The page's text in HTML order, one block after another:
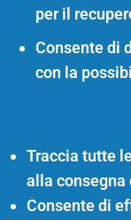
per il
Consente di
con la
Traccia tutte
alla
Consente di